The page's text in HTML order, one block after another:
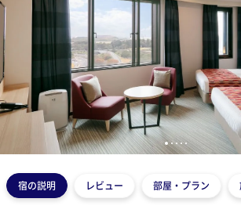
12345
宿の説明 レビュー 部屋・プラン